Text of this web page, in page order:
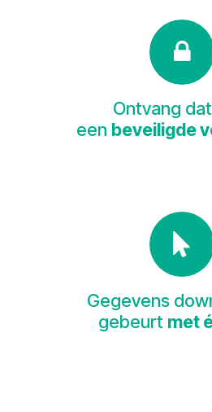
Ontvang
een beveiligde
Gegevens
gebeurt met